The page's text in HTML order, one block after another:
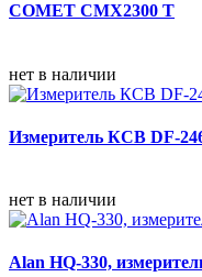
COMET CMX2300 T
нет в наличии
Измеритель КСВ DF-
нет в наличии
Alan HQ-330,